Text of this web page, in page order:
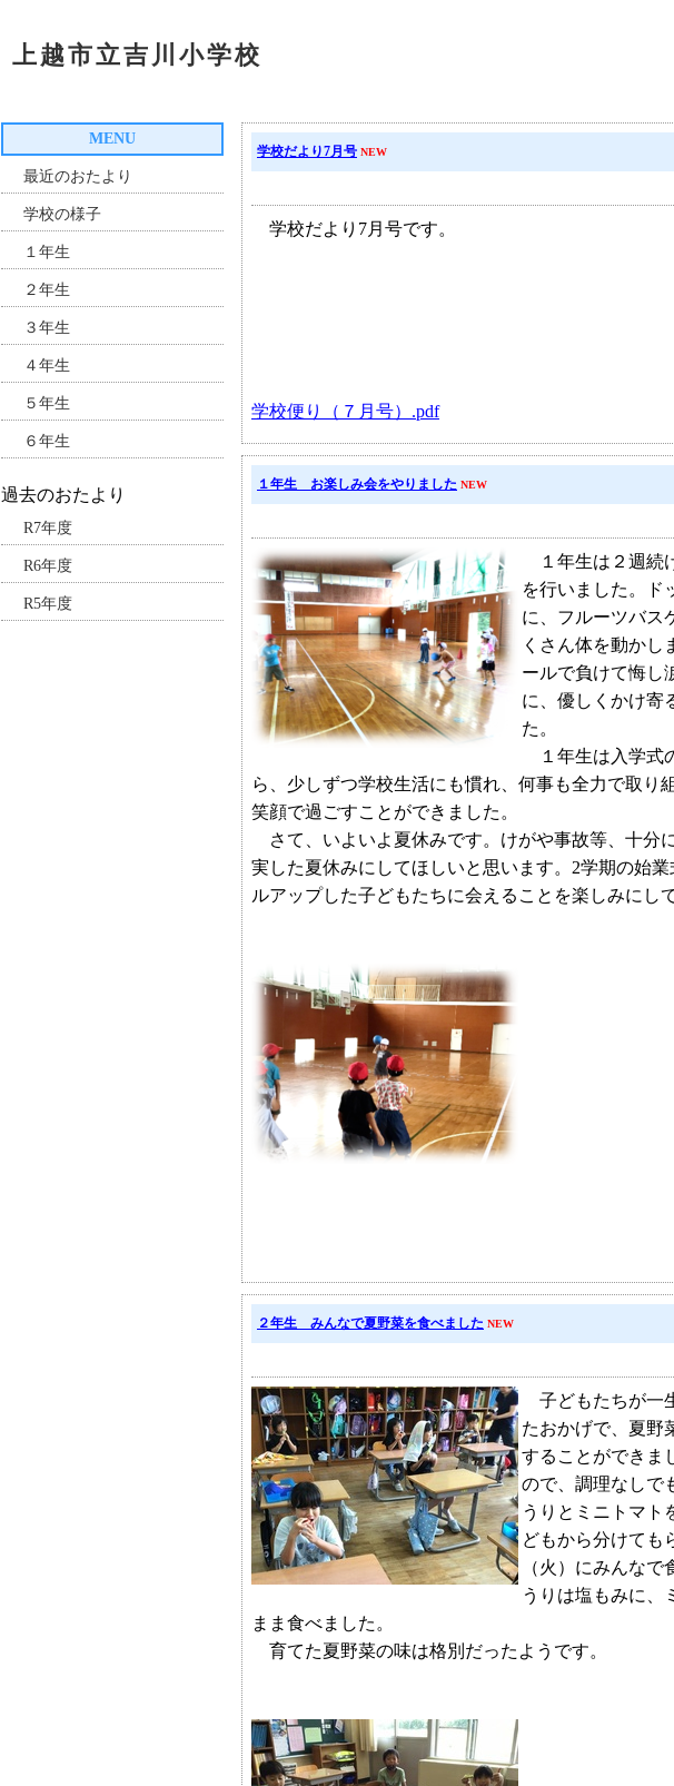
上越市立吉川小学校
MENU
最近のおたより
学校の様子
１年生
２年生
３年生
４年生
５年生
６年生
過去のおたより
R7年度
R6年度
R5年度
学校だより7月号 NEW
学校だより7月号です。
学校便り（７月号）.pdf
１年生 お楽しみ会をやりました NEW
１年生は２週続
を行いました。ド
に、フルーツバス
くさん体を動かし
ールで負けて悔し
に、優しくかけ寄
た。
１年生は入学式
ら、少しずつ学校生活にも慣れ、何事も全力で取り
笑顔で過ごすことができました。
さて、いよいよ夏休みです。けがや事故等、十分
実した夏休みにしてほしいと思います。2学期の始
ルアップした子どもたちに会えることを楽しみにし
２年生 みんなで夏野菜を食べました NEW
子どもたちが一
たおかげで、夏野
することができま
ので、調理なしで
うりとミニトマト
どもから分けても
（火）にみんなで
うりは塩もみに、
まま食べました。
育てた夏野菜の味は格別だったようです。